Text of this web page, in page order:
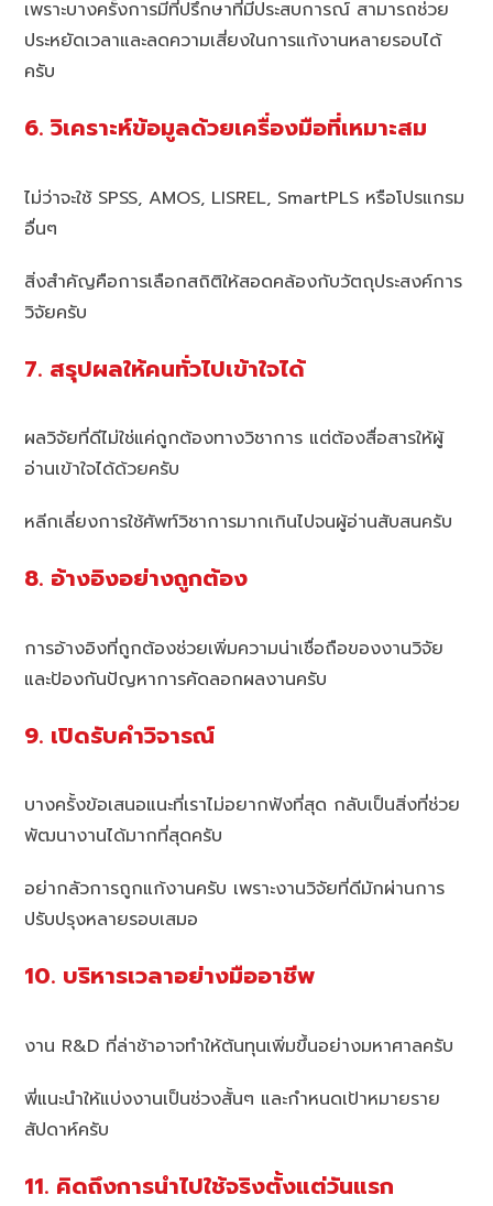
เพราะบางครั้งการมีที่ปรึกษาที่มีประสบการณ์ สามารถช่วย
ประหยัดเวลาและลดความเสี่ยงในการแก้งานหลายรอบได้
ครับ
6. วิเคราะห์ข้อมูลด้วยเครื่องมือที่เหมาะสม
ไม่ว่าจะใช้ SPSS, AMOS, LISREL, SmartPLS หรือโปรแกรม
อื่นๆ
สิ่งสำคัญคือการเลือกสถิติให้สอดคล้องกับวัตถุประสงค์การ
วิจัยครับ
7. สรุปผลให้คนทั่วไปเข้าใจได้
ผลวิจัยที่ดีไม่ใช่แค่ถูกต้องทางวิชาการ แต่ต้องสื่อสารให้ผู้
อ่านเข้าใจได้ด้วยครับ
หลีกเลี่ยงการใช้ศัพท์วิชาการมากเกินไปจนผู้อ่านสับสนครับ
8. อ้างอิงอย่างถูกต้อง
การอ้างอิงที่ถูกต้องช่วยเพิ่มความน่าเชื่อถือของงานวิจัย
และป้องกันปัญหาการคัดลอกผลงานครับ
9. เปิดรับคำวิจารณ์
บางครั้งข้อเสนอแนะที่เราไม่อยากฟังที่สุด กลับเป็นสิ่งที่ช่วย
พัฒนางานได้มากที่สุดครับ
อย่ากลัวการถูกแก้งานครับ เพราะงานวิจัยที่ดีมักผ่านการ
ปรับปรุงหลายรอบเสมอ
10. บริหารเวลาอย่างมืออาชีพ
งาน R&D ที่ล่าช้าอาจทำให้ต้นทุนเพิ่มขึ้นอย่างมหาศาลครับ
พี่แนะนำให้แบ่งงานเป็นช่วงสั้นๆ และกำหนดเป้าหมายราย
สัปดาห์ครับ
11. คิดถึงการนำไปใช้จริงตั้งแต่วันแรก